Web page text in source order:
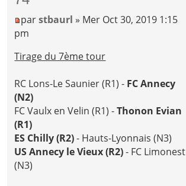
parstbaurl » Mer Oct 30, 2019 1:15
pm
Tirage du 7ème tour
RC Lons-Le Saunier (R1) - FC Annecy
(N2)
FC Vaulx en Velin (R1) -Thonon Evian
(R1)
ES Chilly (R2)- Hauts-Lyonnais (N3)
US Annecy le Vieux (R2)- FC Limonest
(N3)